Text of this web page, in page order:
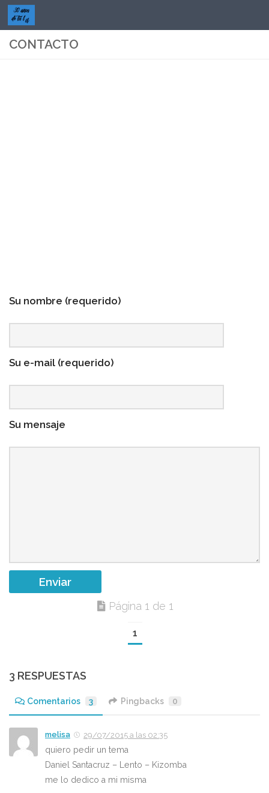
Saltar al contenido
CONTACTO
Su nombre (requerido)
Su e-mail (requerido)
Su mensaje
Página 1 de 1
1
3 RESPUESTAS
Comentarios 3 Pingbacks 0
melisa 29/07/2015 a las 02:35
quiero pedir un tema
Daniel Santacruz – Lento – Kizomba
me lo dedico a mi misma